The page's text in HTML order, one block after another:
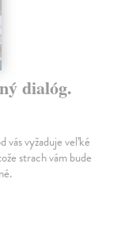
dialóg.
vás vyžaduje veľké
strach vám bude